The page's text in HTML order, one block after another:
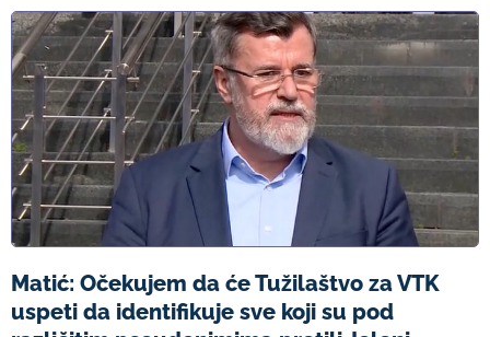
Matić: Očekujem da će Tužilaštvo za VTK
uspeti da identifikuje sve koji su pod